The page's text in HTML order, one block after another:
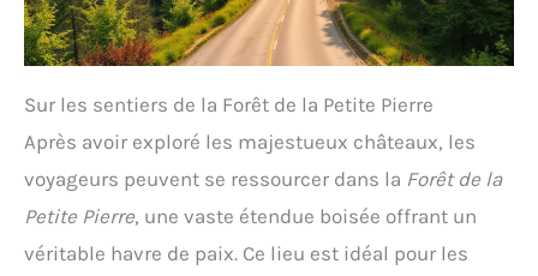
Sur les sentiers de la Forêt de la Petite Pierre
Après avoir exploré les majestueux châteaux, les
voyageurs peuvent se ressourcer dans la Forêt de la
Petite Pierre, une vaste étendue boisée offrant un
véritable havre de paix. Ce lieu est idéal pour les